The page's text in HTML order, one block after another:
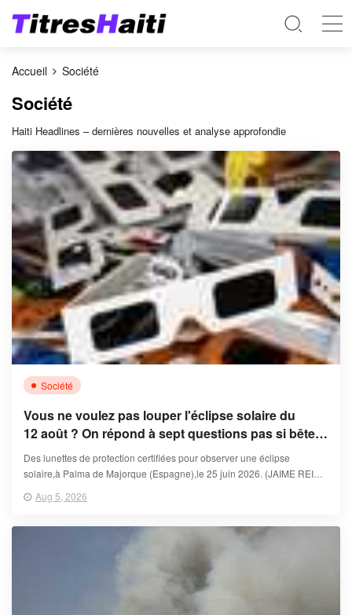
Accueil Société
Société
Haiti Headlines – dernières nouvelles et analyse approfondie
Société
Vous ne voulez pas louper l'éclipse solaire du
12 août ? On répond à sept questions pas si bêtes
sur les lunettes de protection
Des lunettes de protection certifiées pour observer une éclipse
solaire,à Palma de Majorque (Espagne),le 25 juin 2026. (JAIME REINA
Aug 5, 2026